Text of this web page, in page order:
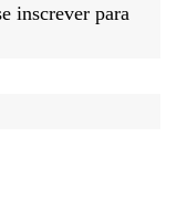
inscrever para